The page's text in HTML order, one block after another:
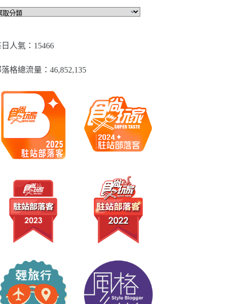
人氣：15466
格總流量：​46,852,135